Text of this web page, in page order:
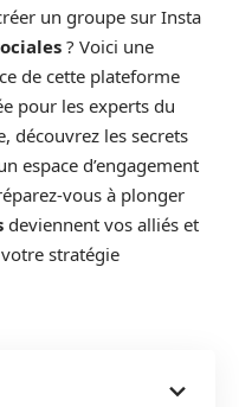
un groupe sur Insta
? Voici une
de cette plateforme
pour les experts du
découvrez les secrets
espace d’engagement
vous à plonger
deviennent vos alliés et
stratégie